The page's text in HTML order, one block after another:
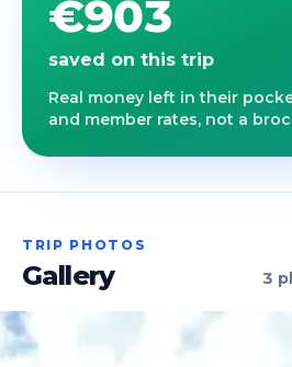
€903
saved on this trip
Real money left in their
and member rates, not a
TRIP PHOTOS
Gallery 3